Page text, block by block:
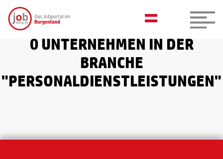
0 UNTERNEHMEN IN DER
BRANCHE
"PERSONALDIENSTLEISTUNGEN"